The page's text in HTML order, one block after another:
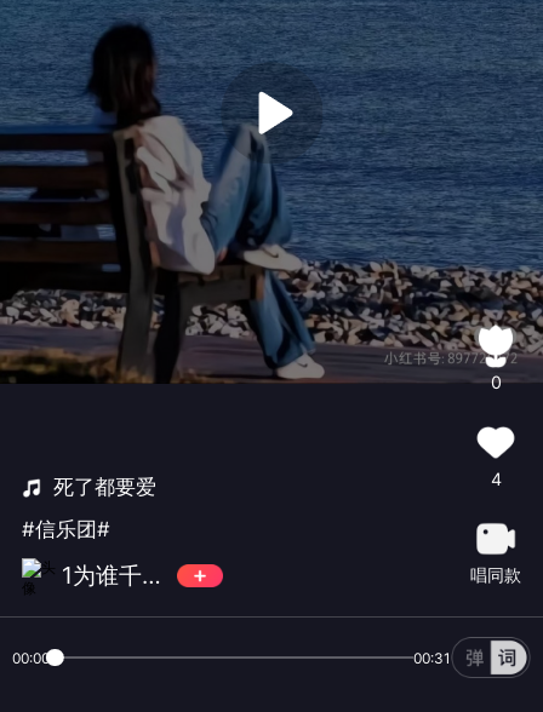
死了都要爱
#信乐团#
1为谁千千万万遍
0
4
唱同款
00:00 00:31